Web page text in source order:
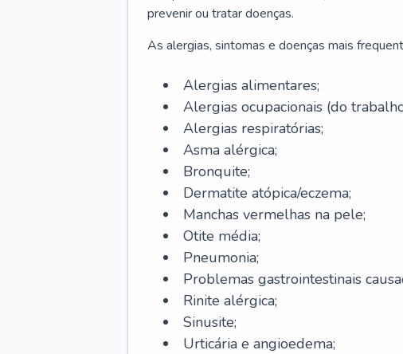
prevenir ou tratar doenças.
As alergias, sintomas e doenças mais
Alergias alimentares;
Alergias ocupacionais (do
Alergias respiratórias;
Asma alérgica;
Bronquite;
Dermatite atópica/eczema;
Manchas vermelhas na pele;
Otite média;
Pneumonia;
Problemas gastrointestinais
Rinite alérgica;
Sinusite;
Urticária e angioedema;